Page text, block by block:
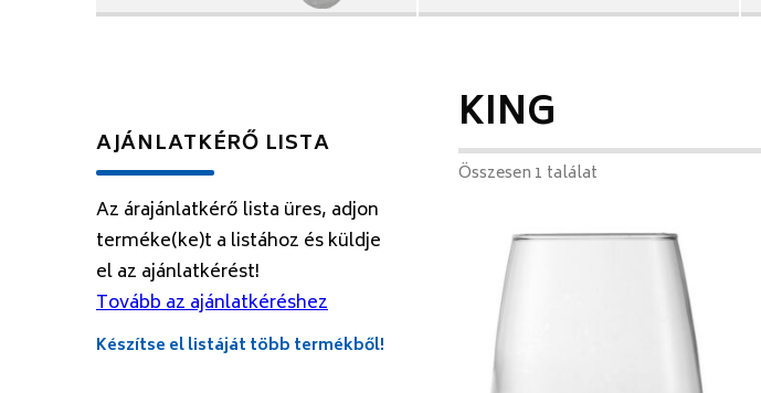
AJÁNLATKÉRŐ LISTA
Az árajánlatkérő lista üres, adjon
terméke(ke)t a listához és küldje
el az ajánlatkérést!
Tovább az ajánlatkéréshez
Készítse el listáját több termékből!
KING
Összesen 1 találat